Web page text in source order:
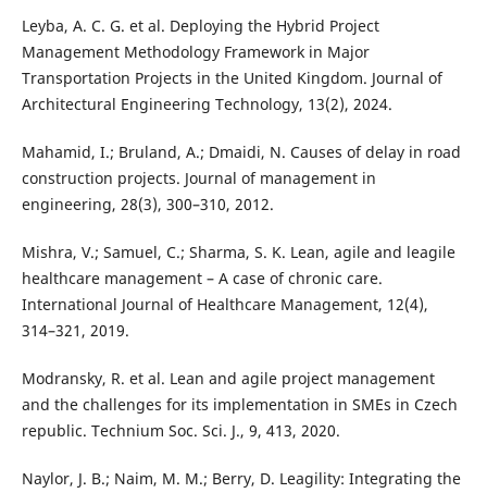
Leyba, A. C. G. et al. Deploying the Hybrid Project
Management Methodology Framework in Major
Transportation Projects in the United Kingdom. Journal of
Architectural Engineering Technology, 13(2), 2024.
Mahamid, I.; Bruland, A.; Dmaidi, N. Causes of delay in road
construction projects. Journal of management in
engineering, 28(3), 300–310, 2012.
Mishra, V.; Samuel, C.; Sharma, S. K. Lean, agile and leagile
healthcare management – A case of chronic care.
International Journal of Healthcare Management, 12(4),
314–321, 2019.
Modransky, R. et al. Lean and agile project management
and the challenges for its implementation in SMEs in Czech
republic. Technium Soc. Sci. J., 9, 413, 2020.
Naylor, J. B.; Naim, M. M.; Berry, D. Leagility: Integrating the